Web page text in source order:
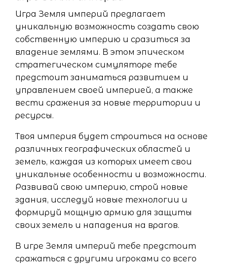
Игра Земля империй предлагает
уникальную возможность создать свою
собственную империю и сразиться за
владение землями. В этом эпическом
стратегическом симуляторе тебе
предстоит заниматься развитием и
управлением своей империей, а также
вести сражения за новые территории и
ресурсы.
Твоя империя будет строиться на основе
различных географических областей и
земель, каждая из которых имеет свои
уникальные особенности и возможности.
Развивай свою империю, строй новые
здания, исследуй новые технологии и
формируй мощную армию для защиты
своих земель и нападения на врагов.
В игре Земля империй тебе предстоит
сражаться с другими игроками со всего